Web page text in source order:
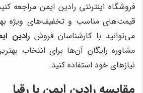
فروشگاه اینترنتی رادین ایمن مراجعه
قیمت‌های مناسب و تخفیف‌های ویژه
می‌توانید با کارشناسان فروشرادین
مشاوره رایگان آن‌ها برای انتخاب
نیازهای خود استفاده کنید.